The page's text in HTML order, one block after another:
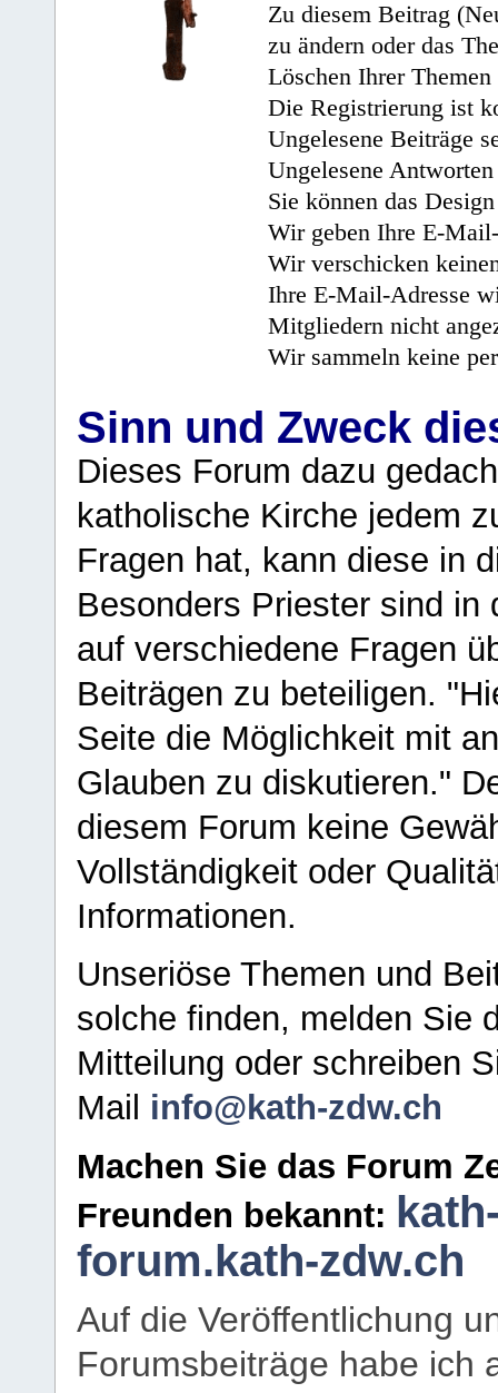
Zu diesem Beitrag
zu ändern oder das
Löschen Ihrer
Die Registrierung ist
Ungelesene Beiträge
Ungelesene
Sie können das
Wir geben Ihre E-
Wir verschicken
Ihre E-Mail-Adresse
Mitgliedern nicht
Wir sammeln keine
Sinn und Zweck
Dieses Forum dazu
katholische Kirche jedem
Fragen hat, kann diese in
Besonders Priester sind in
auf verschiedene Fragen
Beiträgen zu beteiligen.
Seite die Möglichkeit mit
Glauben zu diskutieren."
diesem Forum keine
Vollständigkeit oder
Informationen.
Unseriöse Themen und
solche finden, melden Sie
Mitteilung oder schreiben
Mail info@kath-zdw.ch
Machen Sie das Forum
Freunden bekannt:
forum.kath-zdw.ch
Auf die Veröffentlichung
Forumsbeiträge habe ich